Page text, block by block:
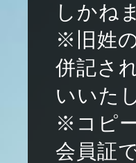
しかね
※旧姓
併記さ
いいた
※コピ
会員証